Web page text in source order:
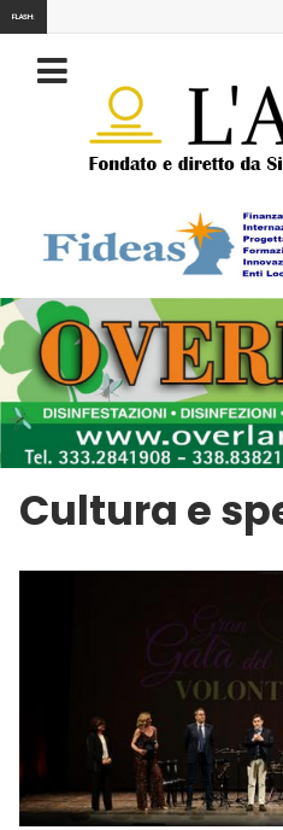
FLASH:
Cultura e